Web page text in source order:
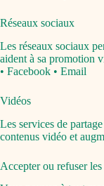
Réseaux sociaux
Les réseaux sociaux
aident à sa promotion
• Facebook • Email
Vidéos
Les services de
contenus vidéo et
Accepter ou refuser